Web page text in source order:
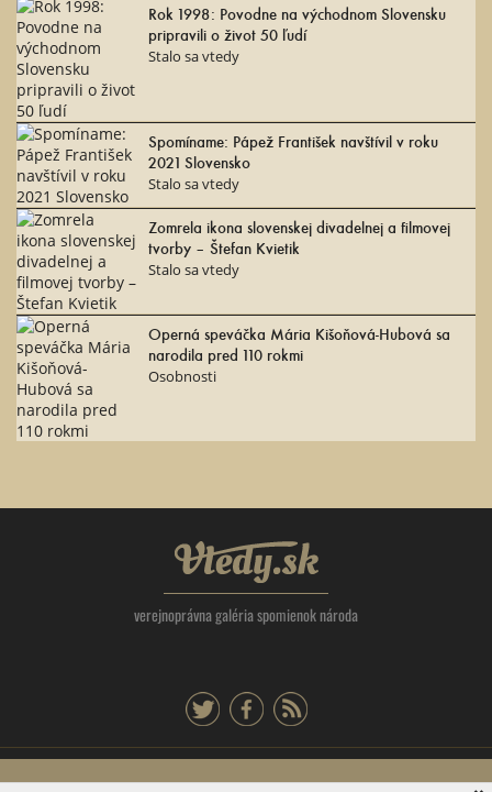
Rok 1998: Povodne na východnom Slovensku
pripravili o život 50 ľudí
Stalo sa vtedy
Spomíname: Pápež František navštívil v roku
2021 Slovensko
Stalo sa vtedy
Zomrela ikona slovenskej divadelnej a filmovej
tvorby – Štefan Kvietik
Stalo sa vtedy
Operná speváčka Mária Kišoňová-Hubová sa
narodila pred 110 rokmi
Osobnosti
Vtedy.sk
verejnoprávna galéria spomienok národa
twitterfacebook
rss